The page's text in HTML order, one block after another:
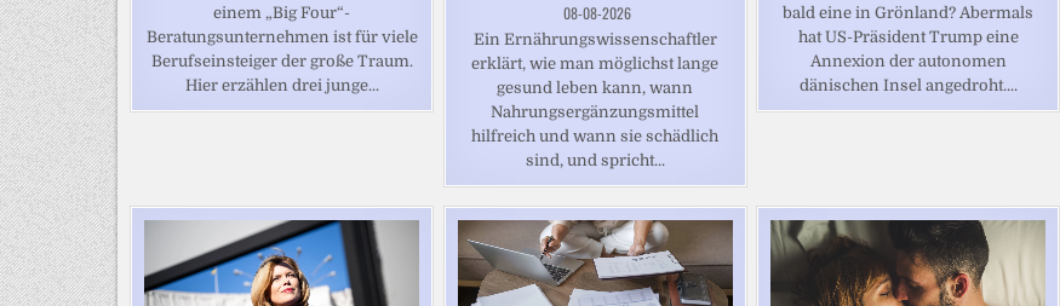
einem „Big Four“-
Beratungsunternehmen ist für viele
Berufseinsteiger der große Traum.
Hier erzählen drei junge...
08-08-2026
Ein Ernährungswissenschaftler
erklärt, wie man möglichst lange
gesund leben kann, wann
Nahrungsergänzungsmittel
hilfreich und wann sie schädlich
sind, und spricht...
bald eine in Grönland? Abermals
hat US-Präsident Trump eine
Annexion der autonomen
dänischen Insel angedroht....